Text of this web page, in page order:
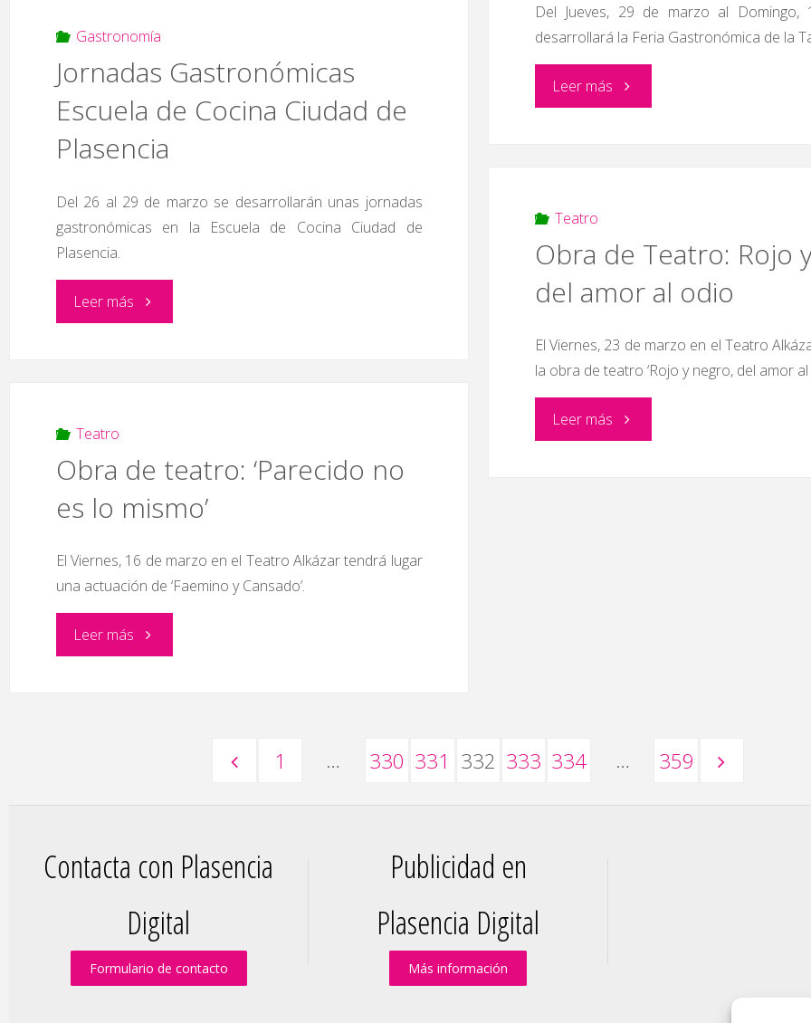
‘Pedro
y
el
capitán’"
Del Jueves, 29 de marzo al
desarrollará la Feria Gastronómica de la
Leer más "Feria
Tapa"
Gastronomía
Jornadas Gastronómicas
Escuela de Cocina Ciudad de
Plasencia
Del 26 al 29 de marzo se desarrollarán unas jornadas
gastronómicas en la Escuela de Cocina Ciudad de
Plasencia.
Leer más"Jornadas
Cocina
Ciudad
de
Teatro
Obra de Teatro: Rojo
del amor al odio
El Viernes, 23 de marzo en el Teatro
la obra de teatro ‘Rojo y negro, del amor al
Leer más "Obra
al
Teatro
Obra de teatro: ‘Parecido no
es lo mismo’
El Viernes, 16 de marzo en el Teatro Alkázar tendrá lugar
una actuación de ‘Faemino y Cansado’.
Leer más"Obra
mismo’"
de
entradas
1 … 330 331 332 333 334 … 359
Contacta con Plasencia
Digital
Formulario de contacto
Publicidad en
Plasencia Digital
Más información